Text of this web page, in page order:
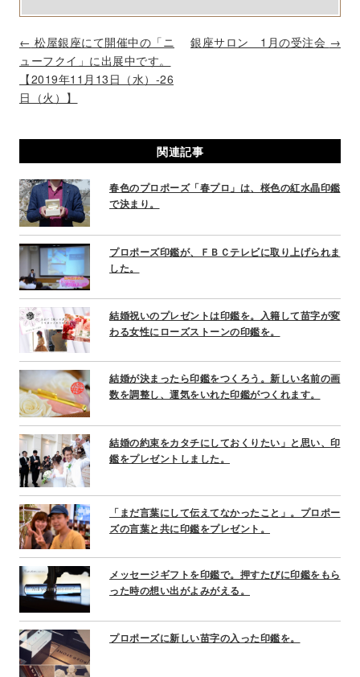
P
o
s
t
g
a
t
i
o
n
← 松屋銀座にて開催中の「ニ
ューフクイ」に出展中です。
【2019年11月13日（水）‐26
日（火）】
銀座サロン 1月の受注会 →
関連記事
春色のプロポーズ「春プロ」は、桜色の紅水晶印鑑
で決まり。
プロポーズ印鑑が、ＦＢＣテレビに取り上げられま
した。
結婚祝いのプレゼントは印鑑を。入籍して苗字が変
わる女性にローズストーンの印鑑を。
結婚が決まったら印鑑をつくろう。新しい名前の画
数を調整し、運気をいれた印鑑がつくれます。
結婚の約束をカタチにしておくりたい」と思い、印
鑑をプレゼントしました。
「まだ言葉にして伝えてなかったこと」。プロポー
ズの言葉と共に印鑑をプレゼント。
メッセージギフトを印鑑で。押すたびに印鑑をもら
った時の想い出がよみがえる。
プロポーズに新しい苗字の入った印鑑を。